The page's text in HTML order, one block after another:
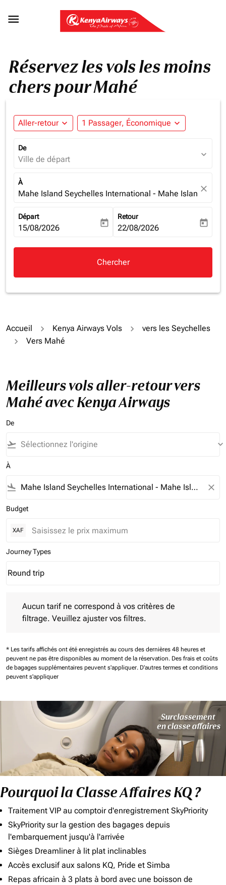

Réservez les vols les moins
chers pour Mahé
Aller-retour expand_more 1 Passager, Économique expand_more
De
Ville de départ expand_more
À
Mahe Island Seychelles International - Mahe Islandclose
Départ
fc-booking-departure-date-aria-label
15/08/2026 today
Retour
fc-booking-return-date-aria-
22/08/2026 today
Chercher
Accueil Kenya Airways Vols
vers les Seychelles
Vers Mahé
Meilleurs vols aller-retour vers
Mahé avec Kenya Airways
De
flight_takeoff keyboard_arrow_down
À
flight_land close
Budget
XAF
Journey Types
Journey Types option Round trip Selected
Round trip
keyboard_arrow_down
Aucun tarif ne correspond à vos critères de
filtrage. Veuillez ajuster vos filtres.
* Les tarifs affichés ont été enregistrés au cours des dernières 48 heures et
peuvent ne pas être disponibles au moment de la réservation. Des frais et coûts
de bagages supplémentaires peuvent s'appliquer. D'autres termes et conditions
peuvent s'appliquer
Pourquoi la Classe Affaires KQ ?
Traitement VIP au comptoir d'enregistrement SkyPriority
SkyPriority sur la gestion des bagages depuis
l'embarquement jusqu'à l'arrivée
Sièges Dreamliner à lit plat inclinables
Accès exclusif aux salons KQ, Pride et Simba
Repas africain à 3 plats à bord avec une boisson de